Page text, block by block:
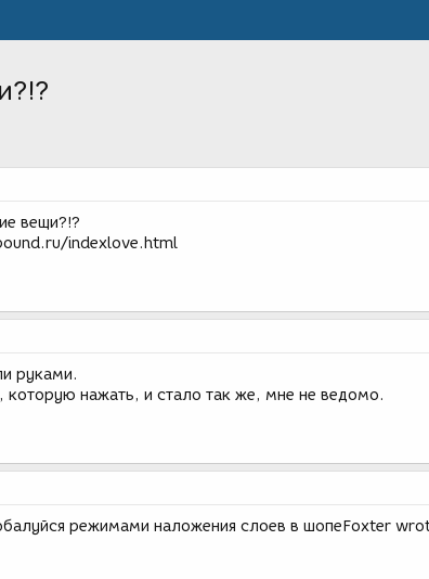
вещи?!?
indexlove.html
руками.
которую нажать, и стало так же, мне не ведомо.
режимами наложения слоев в шопеFoxter